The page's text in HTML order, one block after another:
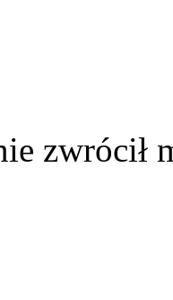
zwrócił